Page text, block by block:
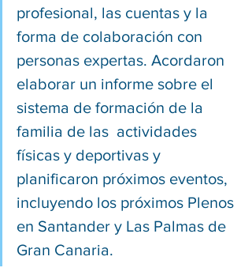
profesional, las cuentas y la
forma de colaboración con
personas expertas. Acordaron
elaborar un informe sobre el
sistema de formación de la
familia de las  actividades
físicas y deportivas y
planificaron próximos eventos,
incluyendo los próximos Plenos
en Santander y Las Palmas de
Gran Canaria.